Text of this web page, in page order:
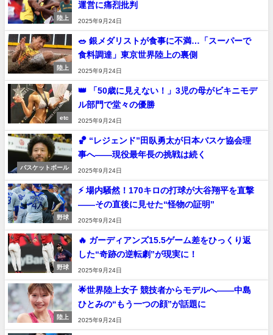
陸上
運営に痛烈批判
2025年9月24日
陸上
🥗 銀メダリストが食事に不満…「スーパーで
食料調達」東京世界陸上の裏側
2025年9月24日
etc
👑 「50歳に見えない！」3児の母がビキニモデ
ル部門で堂々の優勝
2025年9月24日
バスケットボール
🏀 “レジェンド”田臥勇太が日本バスケ協会理
事へ――現役最年長の挑戦は続く
2025年9月24日
野球
⚡ 場内騒然！170キロの打球が大谷翔平を直撃
――その直後に見せた“怪物の証明”
2025年9月24日
野球
🔥 ガーディアンズ15.5ゲーム差をひっくり返
した“奇跡の逆転劇”が現実に！
2025年9月24日
陸上
🌟世界陸上女子 競技者からモデルへ――中島
ひとみの“もう一つの顔”が話題に
2025年9月24日